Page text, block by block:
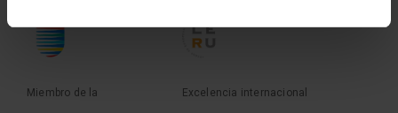
Miembro de la Excelencia internacional